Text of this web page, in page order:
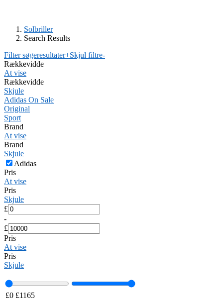
Solbriller
Search Results
Filter søgeresultater+Skjul filtre-
Rækkevidde
At vise
Rækkevidde
Skjule
Adidas On Sale
Original
Sport
Brand
At vise
Brand
Skjule
Adidas
Pris
At vise
Pris
Skjule
£
-
£
Pris
At vise
Pris
Skjule
£0 £1165